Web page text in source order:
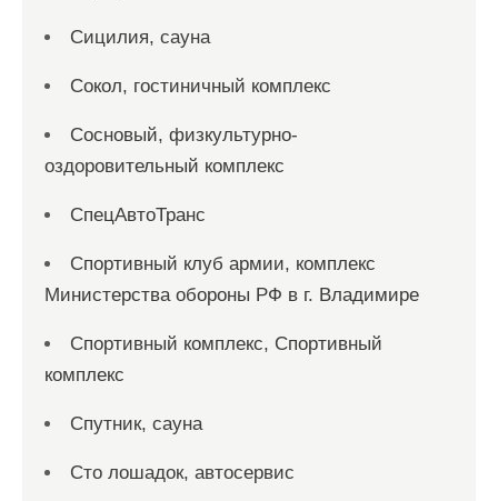
Сицилия, сауна
Сокол, гостиничный комплекс
Сосновый, физкультурно-
оздоровительный комплекс
СпецАвтоТранс
Спортивный клуб армии, комплекс
Министерства обороны РФ в г. Владимире
Спортивный комплекс, Спортивный
комплекс
Спутник, сауна
Сто лошадок, автосервис